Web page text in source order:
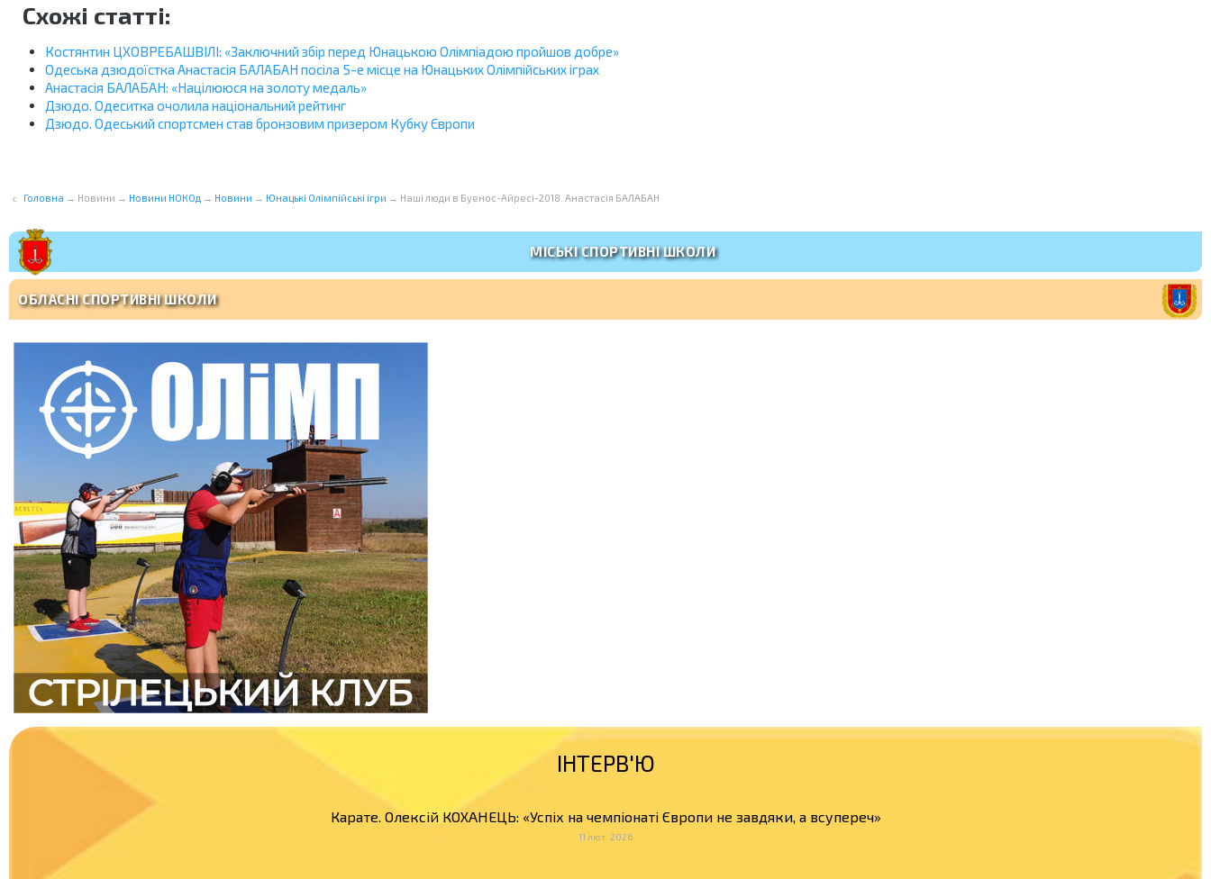
Схожі статті:
Костянтин ЦХОВРЕБАШВІЛІ: «Заключний збір перед Юнацькою Олімпіадою пройшов добре»
Одеська дзюдоїстка Анастасія БАЛАБАН посіла 5-е місце на Юнацьких Олімпійських іграх
Анастасія БАЛАБАН: «Націлююся на золоту медаль»
Дзюдо. Одеситка очолила національний рейтинг
Дзюдо. Одеський спортсмен став бронзовим призером Кубку Європи
Головна → Новини → Новини НОКОд → Новини → Юнацькі Олімпійські ігри → Наші люди в Буенос-Айресі-2018. Анастасія БАЛАБАН
МІСЬКІ СПОРТИВНІ ШКОЛИ
ОБЛАСНІ СПОРТИВНІ ШКОЛИ
ІНТЕРВ'Ю
Карате. Олексій КОХАНЕЦЬ: «Успіх на чемпіонаті Європи не завдяки, а всупереч»
11 лют. 2026